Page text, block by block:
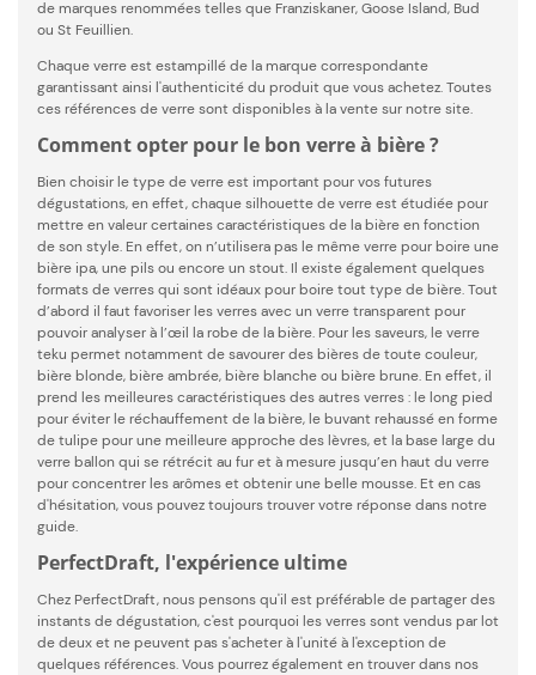
de marques renommées telles que Franziskaner, Goose Island, Bud
ou St Feuillien.
Chaque verre est estampillé de la marque correspondante
garantissant ainsi l'authenticité du produit que vous achetez. Toutes
ces références de verre sont disponibles à la vente sur notre site.
Comment opter pour le bon verre à bière ?
Bien choisir le type de verre est important pour vos futures
dégustations, en effet, chaque silhouette de verre est étudiée pour
mettre en valeur certaines caractéristiques de la bière en fonction
de son style. En effet, on n’utilisera pas le même verre pour boire une
bière ipa, une pils ou encore un stout. Il existe également quelques
formats de verres qui sont idéaux pour boire tout type de bière. Tout
d’abord il faut favoriser les verres avec un verre transparent pour
pouvoir analyser à l’œil la robe de la bière. Pour les saveurs, le verre
teku permet notamment de savourer des bières de toute couleur,
bière blonde, bière ambrée, bière blanche ou bière brune. En effet, il
prend les meilleures caractéristiques des autres verres : le long pied
pour éviter le réchauffement de la bière, le buvant rehaussé en forme
de tulipe pour une meilleure approche des lèvres, et la base large du
verre ballon qui se rétrécit au fur et à mesure jusqu’en haut du verre
pour concentrer les arômes et obtenir une belle mousse. Et en cas
d'hésitation, vous pouvez toujours trouver votre réponse dans notre
guide.
PerfectDraft, l'expérience ultime
Chez PerfectDraft, nous pensons qu'il est préférable de partager des
instants de dégustation, c'est pourquoi les verres sont vendus par lot
de deux et ne peuvent pas s'acheter à l'unité à l'exception de
quelques références. Vous pourrez également en trouver dans nos